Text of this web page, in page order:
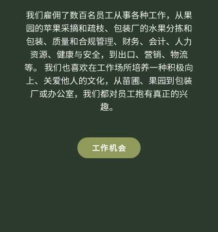
我们雇佣了数百名员工从事各种工作，从果
园的苹果采摘和疏枝、包装厂的水果分拣和
包装、质量和合规管理、财务、会计、人力
资源、健康与安全，到出口、营销、物流
等。 我们也喜欢在工作场所培养一种积极向
上、关爱他人的文化，从苗圃、果园到包装
厂或办公室，我们都对员工抱有真正的兴
趣。
工作机会